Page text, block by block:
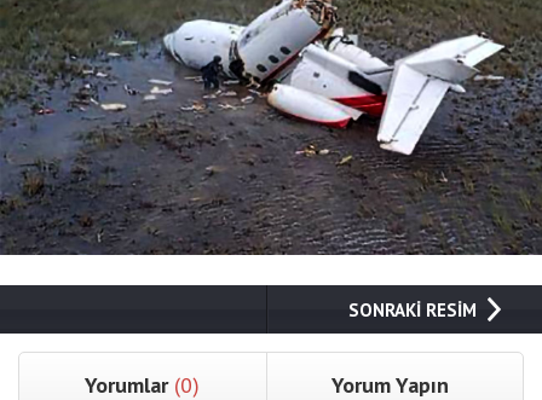
SONRAKİ RESİM
Yorumlar (0) Yorum Yapın